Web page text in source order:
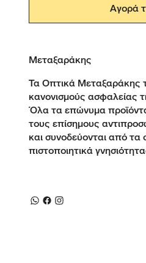
Αγορά
Μεταξαράκης
Τα Οπτικά Μεταξαράκης
κανονισμούς ασφαλείας
Όλα τα επώνυμα
τους επίσημους
και συνοδεύονται από
πιστοποιητικά